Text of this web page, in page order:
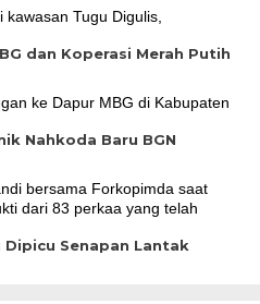
dan Koperasi Merah Putih
Nahkoda Baru BGN
Senapan Lantak